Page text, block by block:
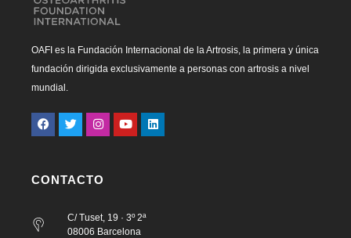
OAFI es la Fundación Internacional de la Artrosis, la primera y única
fundación dirigida exclusivamente a personas con artrosis a nivel
mundial.
CONTACTO
C/ Tuset, 19 · 3º 2ª
08006 Barcelona